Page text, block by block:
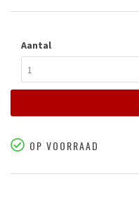
Aantal
1
OP VOORRAAD